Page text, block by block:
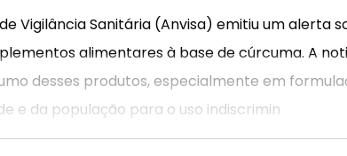
Vigilância Sanitária (Anvisa) emitiu um
alimentares à base de cúrcuma. A
desses produtos, especialmente em
e da população para o uso indiscrimin